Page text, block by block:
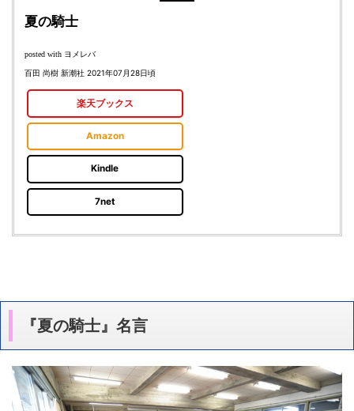
夏の騎士
posted with ヨメレバ
百田 尚樹 新潮社 2021年07月28日頃
楽天ブックス
Amazon
Kindle
7net
『夏の騎士』名言